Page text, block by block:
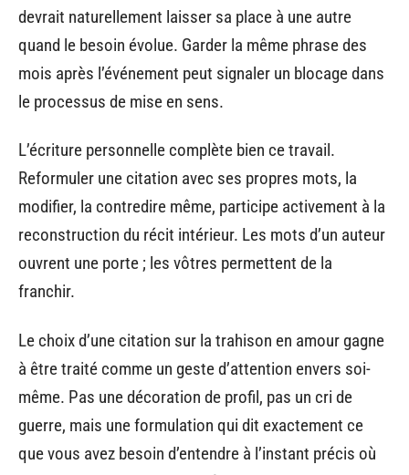
devrait naturellement laisser sa place à une autre
quand le besoin évolue. Garder la même phrase des
mois après l’événement peut signaler un blocage dans
le processus de mise en sens.
L’écriture personnelle complète bien ce travail.
Reformuler une citation avec ses propres mots, la
modifier, la contredire même, participe activement à la
reconstruction du récit intérieur. Les mots d’un auteur
ouvrent une porte ; les vôtres permettent de la
franchir.
Le choix d’une citation sur la trahison en amour gagne
à être traité comme un geste d’attention envers soi-
même. Pas une décoration de profil, pas un cri de
guerre, mais une formulation qui dit exactement ce
que vous avez besoin d’entendre à l’instant précis où